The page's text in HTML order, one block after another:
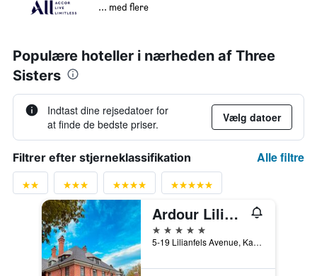
... med flere
Populære hoteller i nærheden af Three
Sisters
Indtast dine rejsedatoer for
at finde de bedste priser.
Vælg datoer
Filtrer efter stjerneklassifikation Alle filtre
Ardour Lilianfels Blue Mountains
5 stjerner
5-19 Lilianfels Avenue, Katoomba, NSW, Australien